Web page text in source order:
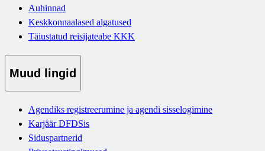
Auhinnad
Keskkonnaalased algatused
Täiustatud reisijateabe KKK
Muud lingid
Agendiks registreerumine ja agendi sisselogimine
Karjäär DFDSis
Siduspartnerid